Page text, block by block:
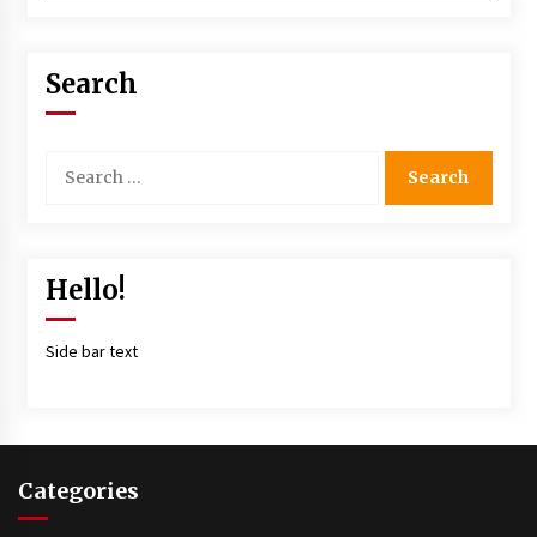
Search
Hello!
Side bar text
Categories